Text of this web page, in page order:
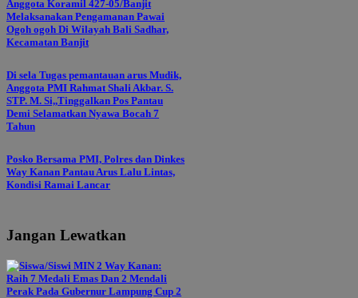
Anggota Koramil 427-05/Banjit
Melaksanakan Pengamanan Pawai
Ogoh ogoh Di Wilayah Bali Sadhar,
Kecamatan Banjit
Di sela Tugas pemantauan arus Mudik,
Anggota PMI Rahmat Shali Akbar. S.
STP. M. Si,,Tinggalkan Pos Pantau
Demi Selamatkan Nyawa Bocah 7
Tahun
Posko Bersama PMI, Polres dan Dinkes
Way Kanan Pantau Arus Lalu Lintas,
Kondisi Ramai Lancar
Jangan Lewatkan